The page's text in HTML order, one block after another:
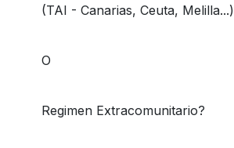
(TAI - Canarias, Ceuta, Melilla...)
O
Regimen Extracomunitario?